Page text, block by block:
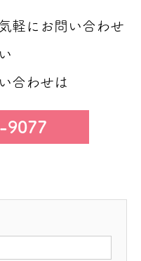
軽にお問い合わせ
合わせは
9077